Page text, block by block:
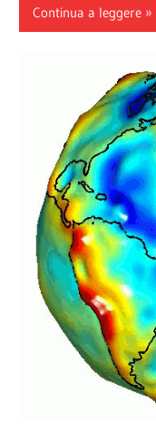
Continua a leggere